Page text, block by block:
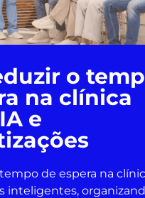
o
na clínica
e
de espera na
inteligentes,